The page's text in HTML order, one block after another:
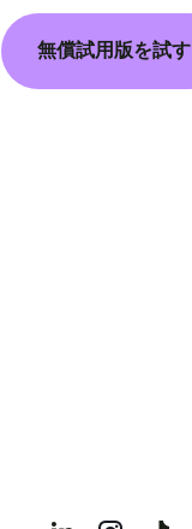
無償試用版を試す